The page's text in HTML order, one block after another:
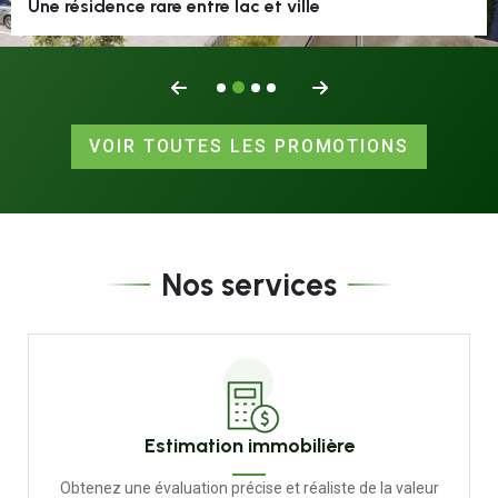
VOIR TOUTES LES PROMOTIONS
Une résidence rare entre lac et ville
Une promotion intimiste de 6 logements
Nos services
Estimation immobilière
Obtenez une évaluation précise et réaliste de la valeur